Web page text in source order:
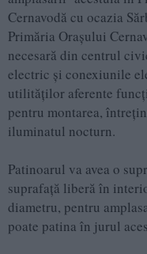
Cernavodă cu ocazia
Primăria Orașului
necesară din centrul
electric și conexiunile
utilităților aferente
pentru montarea,
iluminatul nocturn.
Patinoarul va avea o
suprafață liberă în
diametru, pentru
poate patina în jurul